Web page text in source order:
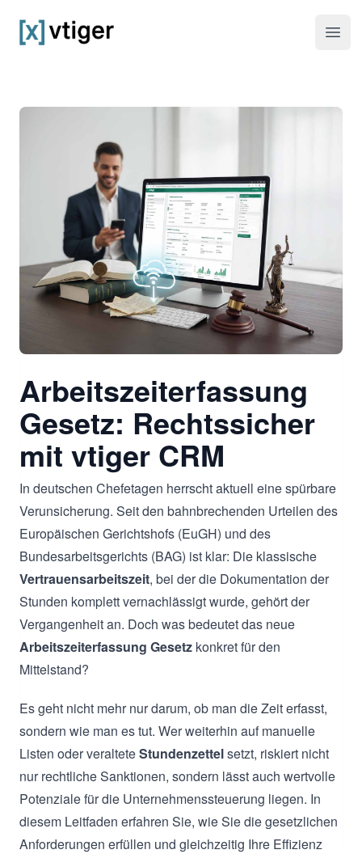
vtiger CRM
Arbeitszeiterfassung
Gesetz: Rechtssicher
mit vtiger CRM
In deutschen Chefetagen herrscht aktuell eine spürbare
Verunsicherung. Seit den bahnbrechenden Urteilen des
Europäischen Gerichtshofs (EuGH) und des
Bundesarbeitsgerichts (BAG) ist klar: Die klassische
Vertrauensarbeitszeit, bei der die Dokumentation der
Stunden komplett vernachlässigt wurde, gehört der
Vergangenheit an. Doch was bedeutet das neue
Arbeitszeiterfassung Gesetz konkret für den
Mittelstand?
Es geht nicht mehr nur darum, ob man die Zeit erfasst,
sondern wie man es tut. Wer weiterhin auf manuelle
Listen oder veralteteStundenzettelsetzt, riskiert nicht
nur rechtliche Sanktionen, sondern lässt auch wertvolle
Potenziale für die Unternehmenssteuerung liegen. In
diesem Leitfaden erfahren Sie, wie Sie die gesetzlichen
Anforderungen erfüllen und gleichzeitig Ihre Effizienz